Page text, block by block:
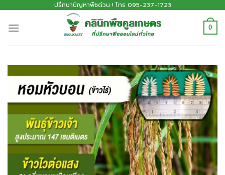
ปรึกษาปัญหาพืชด่วน ! โทร 095-237-1723
0